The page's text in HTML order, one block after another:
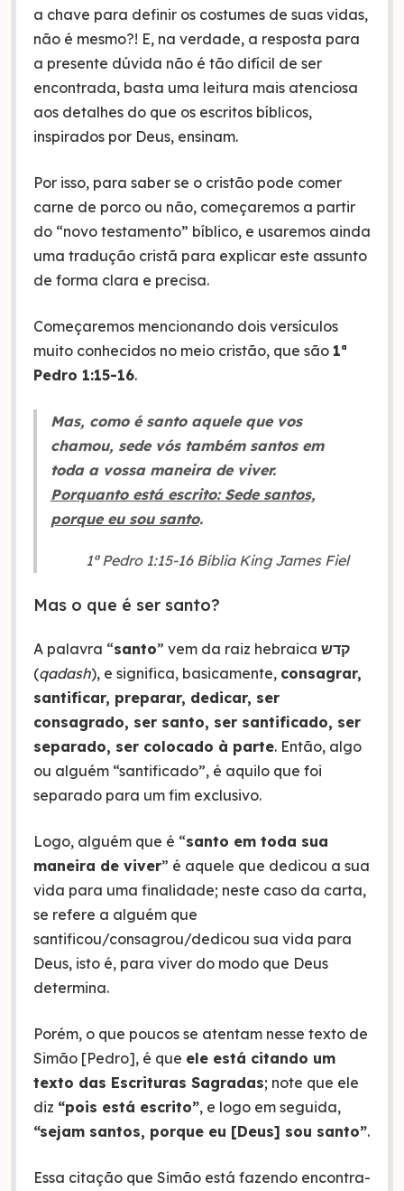
a chave para definir os costumes de suas vidas,
não é mesmo?! E, na verdade, a resposta para
a presente dúvida não é tão difícil de ser
encontrada, basta uma leitura mais atenciosa
aos detalhes do que os escritos bíblicos,
inspirados por Deus, ensinam.
Por isso, para saber se o cristão pode comer
carne de porco ou não, começaremos a partir
do “novo testamento” bíblico, e usaremos ainda
uma tradução cristã para explicar este assunto
de forma clara e precisa.
Começaremos mencionando dois versículos
muito conhecidos no meio cristão, que são 1ª
Pedro 1:15-16.
Mas, como é santo aquele que vos
chamou, sede vós também santos em
toda a vossa maneira de viver.
Porquanto está escrito: Sede santos,
porque eu sou santo.
1ª Pedro 1:15-16 Bíblia King James Fiel
Mas o que é ser santo?
A palavra “santo” vem da raiz hebraica קדש
(qadash), e significa, basicamente, consagrar,
santificar, preparar, dedicar, ser
consagrado, ser santo, ser santificado, ser
separado, ser colocado à parte. Então, algo
ou alguém “santificado”, é aquilo que foi
separado para um fim exclusivo.
Logo, alguém que é “santo em toda sua
maneira de viver” é aquele que dedicou a sua
vida para uma finalidade; neste caso da carta,
se refere a alguém que
santificou/consagrou/dedicou sua vida para
Deus, isto é, para viver do modo que Deus
determina.
Porém, o que poucos se atentam nesse texto de
Simão [Pedro], é que ele está citando um
texto das Escrituras Sagradas; note que ele
diz “pois está escrito”, e logo em seguida,
“sejam santos, porque eu [Deus] sou santo”.
Essa citação que Simão está fazendo encontra-